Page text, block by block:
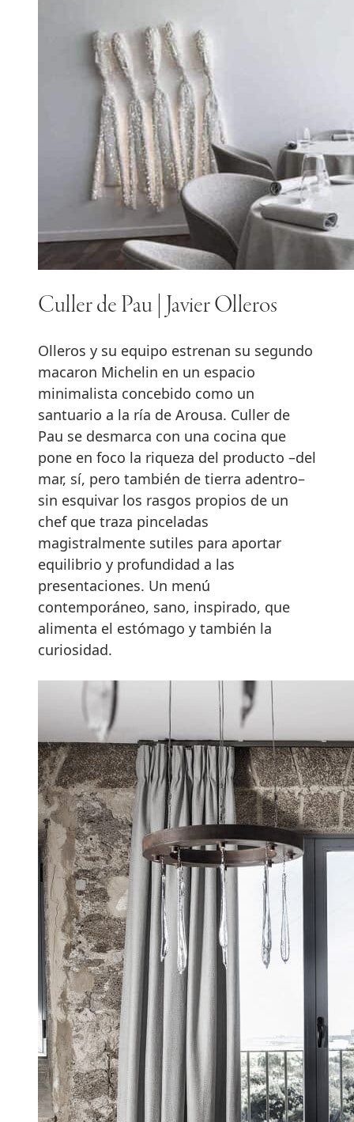
Culler de Pau | Javier Olleros
Olleros y su equipo estrenan su segundo
macaron Michelin en un espacio
minimalista concebido como un
santuario a la ría de Arousa. Culler de
Pau se desmarca con una cocina que
pone en foco la riqueza del producto –del
mar, sí, pero también de tierra adentro–
sin esquivar los rasgos propios de un
chef que traza pinceladas
magistralmente sutiles para aportar
equilibrio y profundidad a las
presentaciones. Un menú
contemporáneo, sano, inspirado, que
alimenta el estómago y también la
curiosidad.